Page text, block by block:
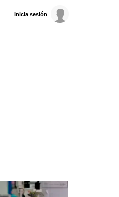
Inicia sesión